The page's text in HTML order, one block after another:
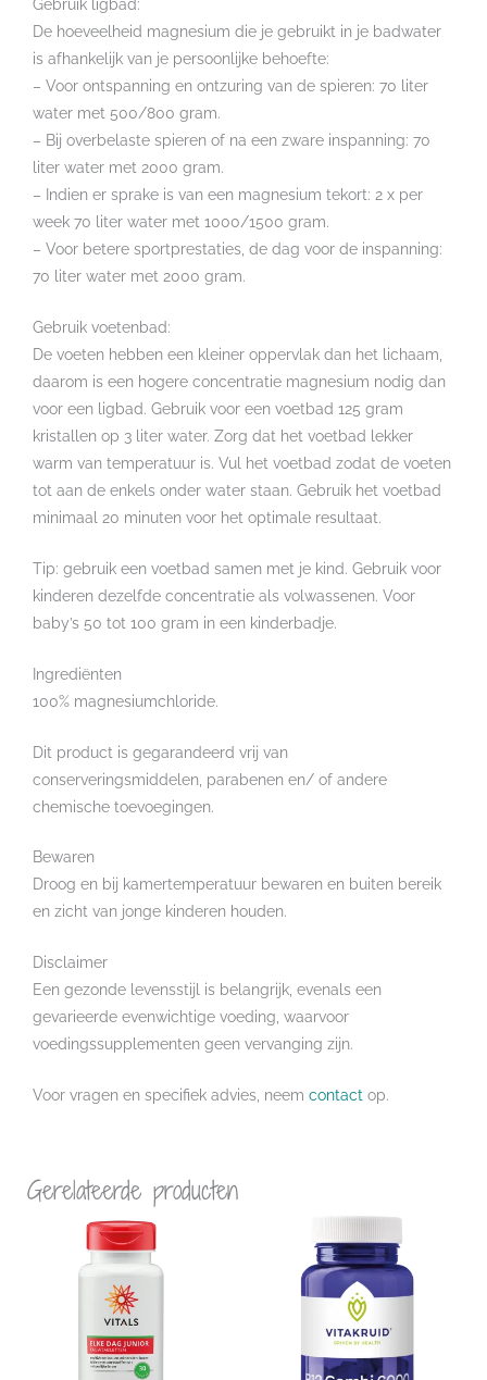
Gebruik ligbad:
De hoeveelheid magnesium die je gebruikt in je badwater
is afhankelijk van je persoonlijke behoefte:
– Voor ontspanning en ontzuring van de spieren: 70 liter
water met 500/800 gram.
– Bij overbelaste spieren of na een zware inspanning: 70
liter water met 2000 gram.
– Indien er sprake is van een magnesium tekort: 2 x per
week 70 liter water met 1000/1500 gram.
– Voor betere sportprestaties, de dag voor de inspanning:
70 liter water met 2000 gram.
Gebruik voetenbad:
De voeten hebben een kleiner oppervlak dan het lichaam,
daarom is een hogere concentratie magnesium nodig dan
voor een ligbad. Gebruik voor een voetbad 125 gram
kristallen op 3 liter water. Zorg dat het voetbad lekker
warm van temperatuur is. Vul het voetbad zodat de voeten
tot aan de enkels onder water staan. Gebruik het voetbad
minimaal 20 minuten voor het optimale resultaat.
Tip: gebruik een voetbad samen met je kind. Gebruik voor
kinderen dezelfde concentratie als volwassenen. Voor
baby’s 50 tot 100 gram in een kinderbadje.
Ingrediënten
100% magnesiumchloride.
Dit product is gegarandeerd vrij van
conserveringsmiddelen, parabenen en/ of andere
chemische toevoegingen.
Bewaren
Droog en bij kamertemperatuur bewaren en buiten bereik
en zicht van jonge kinderen houden.
Disclaimer
Een gezonde levensstijl is belangrijk, evenals een
gevarieerde evenwichtige voeding, waarvoor
voedingssupplementen geen vervanging zijn.
Voor vragen en specifiek advies, neem contact op.
Gerelateerde producten